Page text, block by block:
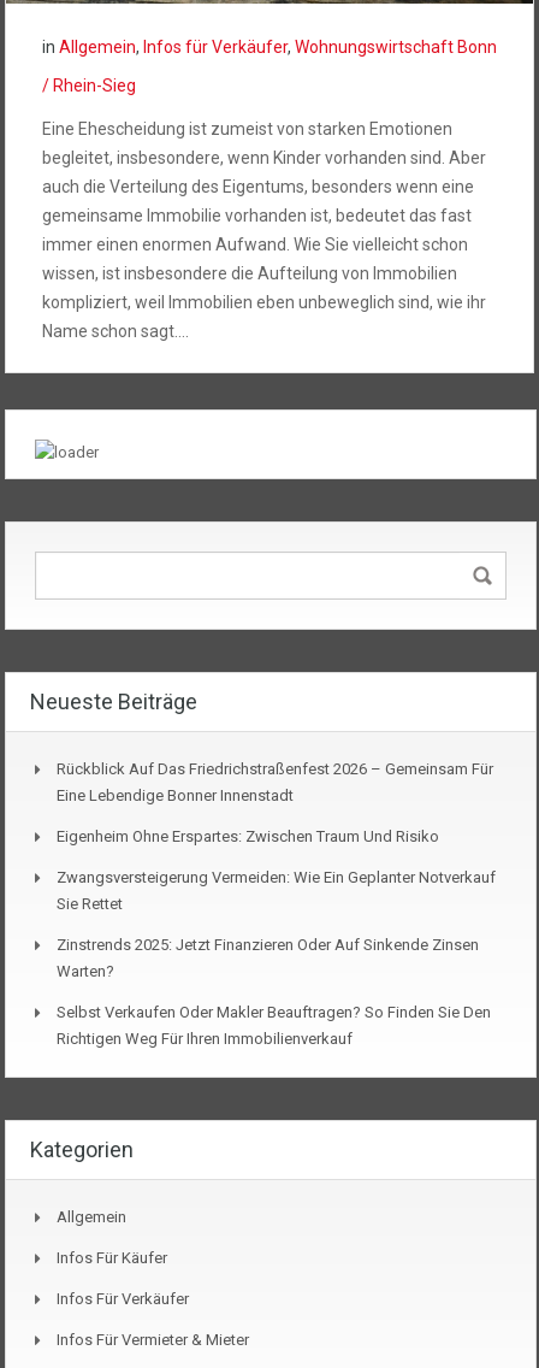
in Allgemein, Infos für Verkäufer, Wohnungswirtschaft Bonn
/ Rhein-Sieg
Eine Ehescheidung ist zumeist von starken Emotionen
begleitet, insbesondere, wenn Kinder vorhanden sind. Aber
auch die Verteilung des Eigentums, besonders wenn eine
gemeinsame Immobilie vorhanden ist, bedeutet das fast
immer einen enormen Aufwand. Wie Sie vielleicht schon
wissen, ist insbesondere die Aufteilung von Immobilien
kompliziert, weil Immobilien eben unbeweglich sind, wie ihr
Name schon sagt….
Neueste Beiträge
Rückblick Auf Das Friedrichstraßenfest 2026 – Gemeinsam Für
Eine Lebendige Bonner Innenstadt
Eigenheim Ohne Erspartes: Zwischen Traum Und Risiko
Zwangsversteigerung Vermeiden: Wie Ein Geplanter Notverkauf
Sie Rettet
Zinstrends 2025: Jetzt Finanzieren Oder Auf Sinkende Zinsen
Warten?
Selbst Verkaufen Oder Makler Beauftragen? So Finden Sie Den
Richtigen Weg Für Ihren Immobilienverkauf
Kategorien
Allgemein
Infos Für Käufer
Infos Für Verkäufer
Infos Für Vermieter & Mieter